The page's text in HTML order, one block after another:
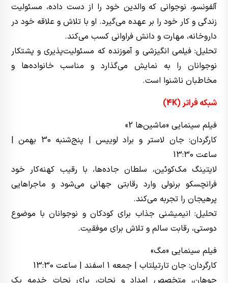
آلفونسو، نوجوانی که والدین خود را از دست داده، مسئولیت
زندگی و کار خود را بر عهده می‌گیرد. او با تلاش و علاقه خود در
داروخانه، مهارت و دانش فراوانی کسب می‌کند.
تحلیل: فیلمی انگیزشی و آموزنده که مسئولیت‌پذیری و پشتکار
نوجوانان را به نمایش می‌گذارد و مناسب خانواده‌ها و
مخاطبان ناشنوا است.
شبکه فراتر (4K)
فیلم سینمایی «ماشین‌ها 2»
کارگردان: جان لاستر و براد لوییس | پنج‌شنبه 30 بهمن |
ساعت 13:30
لایتینگ مک‌کوئین، سلطان جاده‌ها، با رقیب کهنه‌کار خود
فرانچسکو برنولی وارد رقابتی جهانی می‌شود و ماجراهایی
پرهیجان را تجربه می‌کند.
تحلیل: انیمیشنی جذاب برای کودکان و نوجوانان با موضوع
دوستی، رقابت سالم و تلاش برای موفقیت.
فیلم سینمایی «مگ»
کارگردان: جان تارتیلتاب | جمعه 1 اسفند | ساعت 13:30
جوهان، متخصص امداد و نجات، برای نجات خدمه یک